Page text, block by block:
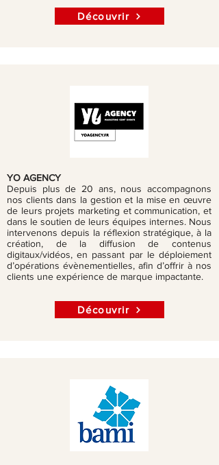
Découvrir
YO AGENCY
Depuis plus de 20 ans, nous accompagnons
nos clients dans la gestion et la mise en œuvre
de leurs projets marketing et communication, et
dans le soutien de leurs équipes internes. Nous
intervenons depuis la réflexion stratégique, à la
création, de la diffusion de contenus
digitaux/vidéos, en passant par le déploiement
d’opérations évènementielles, afin d’offrir à nos
clients une expérience de marque impactante.
Découvrir